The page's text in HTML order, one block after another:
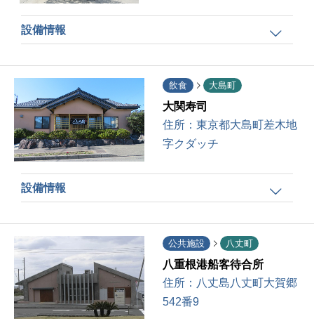
設備情報
飲食 大島町
大関寿司
住所： 東京都大島町差木地
字クダッチ
設備情報
公共施設 八丈町
八重根港船客待合所
住所： 八丈島八丈町大賀郷
542番9